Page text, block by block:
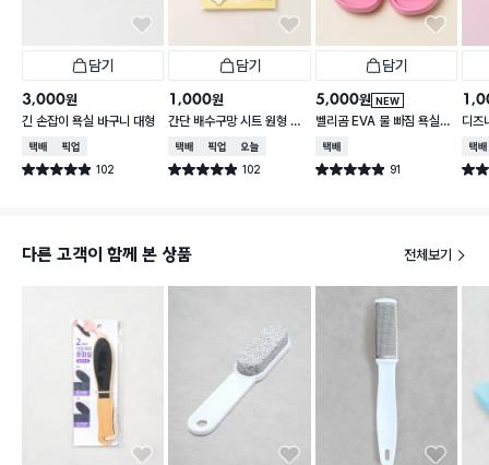
담기
3,000원
긴 손잡이 욕실 바구니 대형
택배배송매장픽업
별점 4.9점 102
건 작성
담기
1,000원
간단 배수구망 시트 원형 중
형 15매입
택배배송매장픽업오늘배송
별점 4.9점 102
건 작성
담기
NEW
5,000원
벨리곰 EVA 물 빠짐 욕실화
260~280 mm
택배배송
별점 4.9점 91
건 작성
디즈
컵
택배
별점
다른 고객이 함께 본 상품 전체보기